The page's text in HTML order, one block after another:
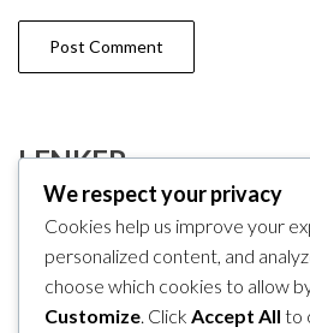
LENKER
Blogginnlegg
Ta kontakt
Hvem vi er
We respect your privacy
Cookies help us improve your
personalized content, and
choose which cookies to allow
Customize. Click Accept All to